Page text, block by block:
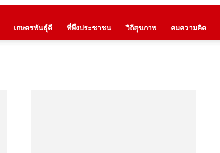
เกษตรพันธุ์ดี ที่พึ่งประชาชน วิถีสุขภาพ คมความคิด